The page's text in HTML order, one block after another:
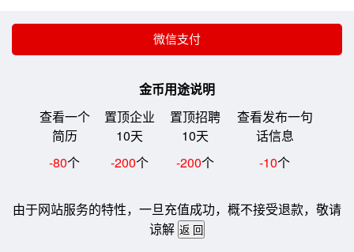
金币用途说明
查看一个
简历
置顶企业
10天
置顶招聘
10天
查看发布一句
话信息
-80个 -200个 -200个 -10个
由于网站服务的特性，一旦充值成功，概不接受退款，敬请
谅解